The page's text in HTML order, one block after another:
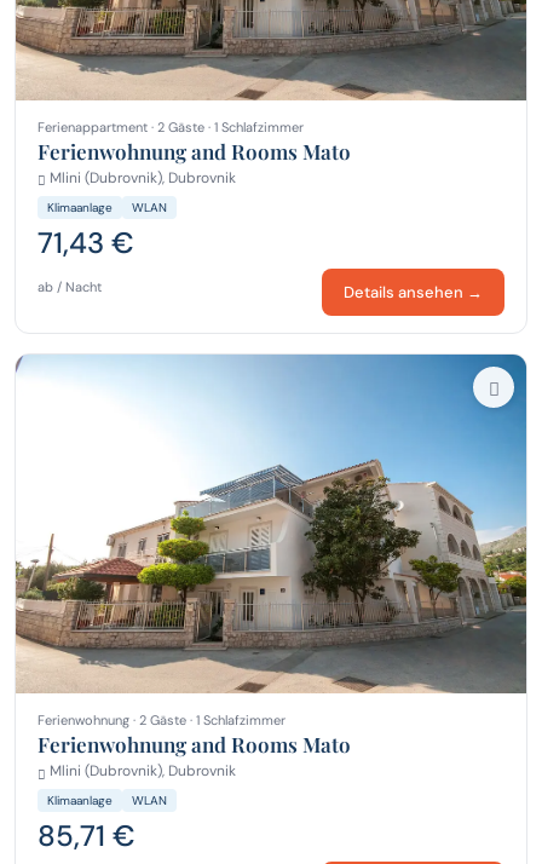
Ferienappartment · 2 Gäste · 1 Schlafzimmer
Ferienwohnung and Rooms Mato
Mlini (Dubrovnik), Dubrovnik
Klimaanlage WLAN
71,43 €
ab / Nacht Details ansehen →
Ferienwohnung · 2 Gäste · 1 Schlafzimmer
Ferienwohnung and Rooms Mato
Mlini (Dubrovnik), Dubrovnik
Klimaanlage WLAN
85,71 €